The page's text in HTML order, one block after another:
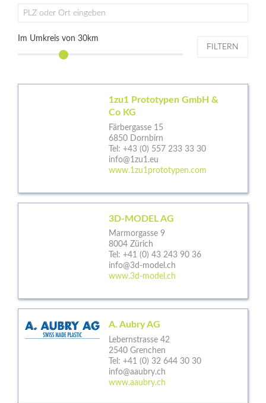
PLZ oder Ort eingeben
Im Umkreis von 30km
FILTERN
1zu1 Prototypen GmbH &
Co KG
Färbergasse 15
6850 Dornbirn
Tel: +43 (0) 557 233 33 30
info@1zu1.eu
www.1zu1prototypen.com
3D-MODEL AG
Marmorgasse 9
8004 Zürich
Tel: +41 (0) 43 243 90 36
info@3d-model.ch
www.3d-model.ch
A. Aubry AG
Lebernstrasse 42
2540 Grenchen
Tel: +41 (0) 32 644 30 30
info@aaubry.ch
www.aaubry.ch